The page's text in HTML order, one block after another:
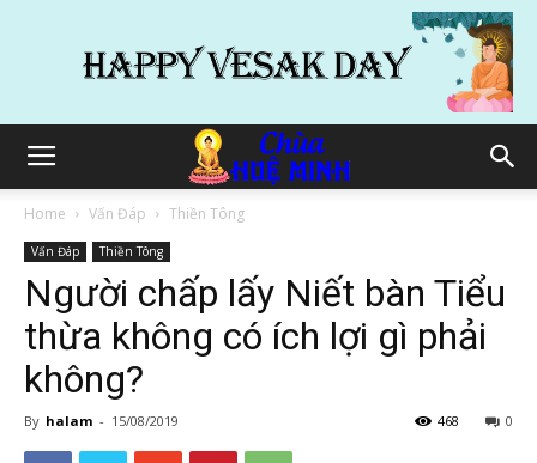
Home Vấn Đáp Thiền Tông
Vấn Đáp Thiền Tông
Người chấp lấy Niết bàn Tiểu
thừa không có ích lợi gì phải
không?
By halam - 15/08/2019 0
468